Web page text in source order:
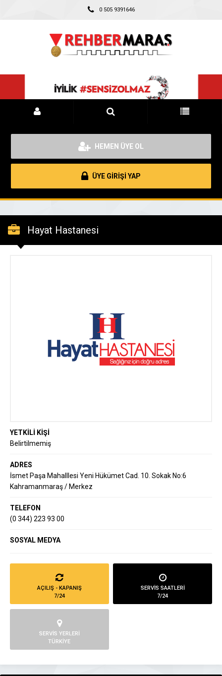
0 505 9391646
HEMEN ÜYE OL
ÜYE GİRİŞİ YAP
Hayat Hastanesi
YETKİLİ KİŞİ
Belirtilmemiş
ADRES
İsmet Paşa Mahalllesi Yeni Hükümet Cad. 10. Sokak No:6
Kahramanmaraş / Merkez
TELEFON
(0 344) 223 93 00
SOSYAL MEDYA
AÇILIŞ - KAPANIŞ
7/24
SERVİS SAATLERİ
7/24
SERVİS YERLERİ
TÜRKİYE